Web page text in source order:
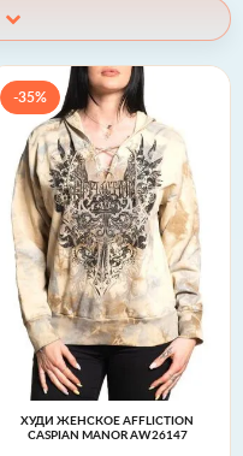
-35%
ХУДИ ЖЕНСКОЕ AFFLICTION
CASPIAN MANOR AW26147